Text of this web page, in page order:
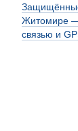
Житомире
связью и